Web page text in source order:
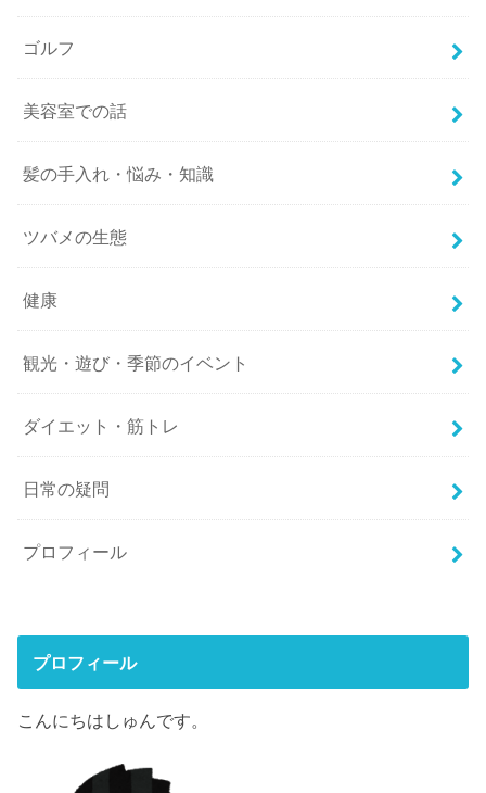
ゴルフ
美容室での話
髪の手入れ・悩み・知識
ツバメの生態
健康
観光・遊び・季節のイベント
ダイエット・筋トレ
日常の疑問
プロフィール
プロフィール
こんにちはしゅんです。